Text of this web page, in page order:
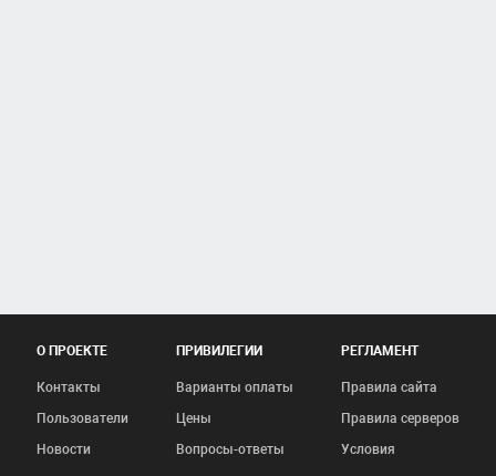
О ПРОЕКТЕ
Контакты
Пользователи
Новости
ПРИВИЛЕГИИ
Варианты оплаты
Цены
Вопросы-ответы
РЕГЛАМЕНТ
Правила сайта
Правила серверов
Условия